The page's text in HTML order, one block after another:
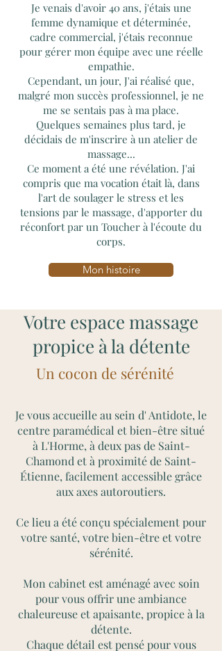
Je venais d'avoir 40 ans, j'étais une
femme dynamique et déterminée,
cadre commercial, j'étais reconnue
pour gérer mon équipe avec une réelle
empathie.
Cependant, un jour, J'ai réalisé que,
malgré mon succès professionnel, je ne
me se sentais pas à ma place.
Quelques semaines plus tard, je
décidais de m'inscrire à un atelier de
massage...
Ce moment a été une révélation. J'ai
compris que ma vocation était là, dans
l'art de soulager le stress et les
tensions par le massage, d'apporter du
réconfort par un Toucher à l'écoute du
corps.
Mon histoire
Votre espace massage
propice à la détente
Un cocon de sérénité
Je vous accueille au sein d' Antidote, le
centre paramédical et bien-être situé
à L'Horme, à deux pas de Saint-
Chamond et à proximité de Saint-
Étienne, facilement accessible grâce
aux axes autoroutiers.
Ce lieu a été conçu spécialement pour
votre santé, votre bien-être et votre
sérénité.
Mon cabinet est aménagé avec soin
pour vous offrir une ambiance
chaleureuse et apaisante, propice à la
détente.
Chaque détail est pensé pour vous